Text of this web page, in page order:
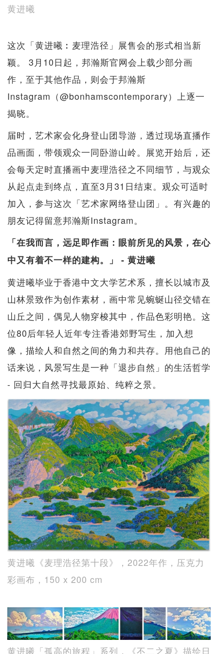
黄进曦
这次「黄进曦︰麦理浩径」展售会的形式相当新
颖。 3月10日起，邦瀚斯官网会上载少部分画
作，至于其他作品，则会于邦瀚斯
Instagram（@bonhamscontemporary）上逐一
揭晓。
届时，艺术家会化身登山团导游，透过现场直播作
品画面，带领观众一同卧游山岭。展览开始后，还
会每天定时直播画中麦理浩径之不同细节，与观众
从起点走到终点，直至3月31日结束。观众可适时
加入，参与这次「艺术家网络登山团」。有兴趣的
朋友记得留意邦瀚斯Instagram。
「在我而言，远足即作画：眼前所见的风景，在心
中又有着不一样的建构。」 - 黄进曦
黄进曦毕业于香港中文大学艺术系，擅长以城市及
山林景致作为创作素材，画中常见蜿蜒山径交错在
山丘之间，偶见人物穿梭其中，作品色彩明艳。这
位80后年轻人近年专注香港郊野写生，加入想
像，描绘人和自然之间的角力和共存。用他自己的
话来说，风景写生是一种「退步自然」的生活哲学
- 回归大自然寻找最原始、纯粹之景。
黄进曦《麦理浩径第十段》，2022年作，压克力
彩画布，150 x 200 cm
黄进曦「孤高的旅程」系列，《不二之夏》描绘日